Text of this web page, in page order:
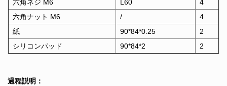
六角ネジ M6 L60
4
六角ナット M6
/
4
紙
90*84*0.25
2
シリコンパッド
90*84*2 2
過程説明：